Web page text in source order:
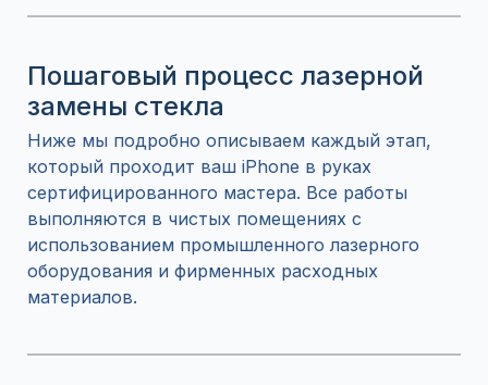
Пошаговый процесс лазерной
замены стекла
Ниже мы подробно описываем каждый этап,
который проходит ваш iPhone в руках
сертифицированного мастера. Все работы
выполняются в чистых помещениях с
использованием промышленного лазерного
оборудования и фирменных расходных
материалов.